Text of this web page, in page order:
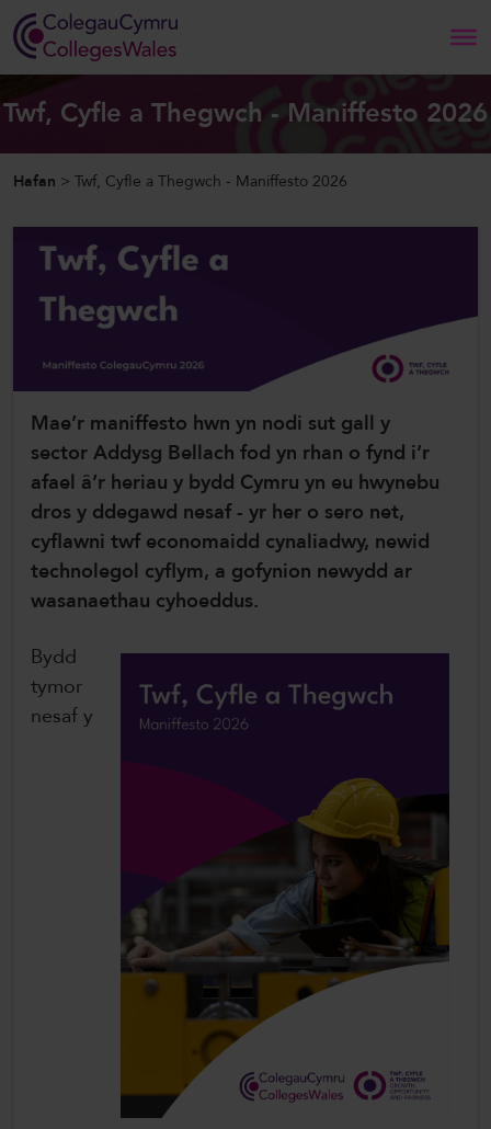
Search
Hafan
Amdanom Ni
Ein Gwaith
Newyddion a Digwyddiadau
Cysylltwch â Ni
ColegauCymru
ColegauCymru Rhyngwladol
Chwaraeon ColegauCymru
Twf, Cyfle a Thegwch - Maniffesto 2026
Hafan > Twf, Cyfle a Thegwch - Maniffesto 2026
Mae’r maniffesto hwn yn nodi sut gall y
sector Addysg Bellach fod yn rhan o fynd i’r
afael â’r heriau y bydd Cymru yn eu hwynebu
dros y ddegawd nesaf - yr her o sero net,
cyflawni twf economaidd cynaliadwy, newid
technolegol cyflym, a gofynion newydd ar
wasanaethau cyhoeddus.
Bydd
tymor
nesaf y